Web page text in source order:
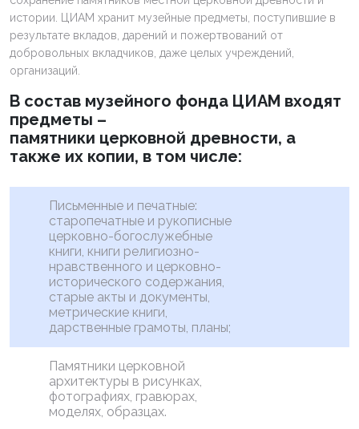
истории. ЦИАМ хранит музейные предметы, поступившие в
результате вкладов, дарений и пожертвований от
добровольных вкладчиков, даже целых учреждений,
организаций.
В состав музейного фонда ЦИАМ входят
предметы –
памятники церковной древности, а
также их копии, в том числе:
Письменные и печатные:
старопечатные и рукописные
церковно-богослужебные
книги, книги религиозно-
нравственного и церковно-
исторического содержания,
старые акты и документы,
метрические книги,
дарственные грамоты, планы;
Памятники церковной
архитектуры в рисунках,
фотографиях, гравюрах,
моделях, образцах.